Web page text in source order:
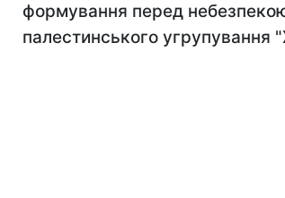
формування перед
палестинського угрупування